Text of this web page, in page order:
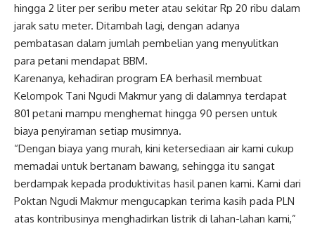
hingga 2 liter per seribu meter atau sekitar Rp 20 ribu dalam
jarak satu meter. Ditambah lagi, dengan adanya
pembatasan dalam jumlah pembelian yang menyulitkan
para petani mendapat BBM.
Karenanya, kehadiran program EA berhasil membuat
Kelompok Tani Ngudi Makmur yang di dalamnya terdapat
801 petani mampu menghemat hingga 90 persen untuk
biaya penyiraman setiap musimnya.
“Dengan biaya yang murah, kini ketersediaan air kami cukup
memadai untuk bertanam bawang, sehingga itu sangat
berdampak kepada produktivitas hasil panen kami. Kami dari
Poktan Ngudi Makmur mengucapkan terima kasih pada PLN
atas kontribusinya menghadirkan listrik di lahan-lahan kami,”